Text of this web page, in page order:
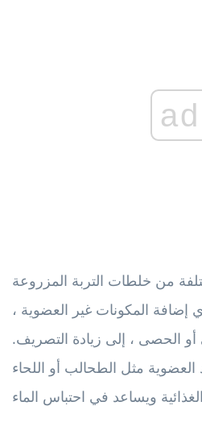
ad
من خلطات التربة المزروعة
إضافة المكونات غير العضوية ،
أو الحصى ، إلى زيادة التصريف.
العضوية مثل الطحالب أو اللحاء